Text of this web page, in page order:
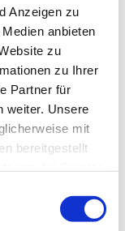
Anzeigen zu
anbieten
zu
zu Ihrer
Partner für
weiter. Unsere
mit
bereitgestellt
Farbton. Die
LITE SKN
70/33 II
hohe
einer